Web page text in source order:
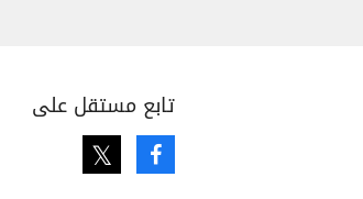
تابع مستقل على
Facebook
Twitter